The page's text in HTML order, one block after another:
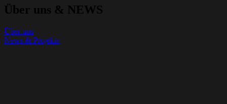
Über uns & NEWS
Über uns
News & Projekte